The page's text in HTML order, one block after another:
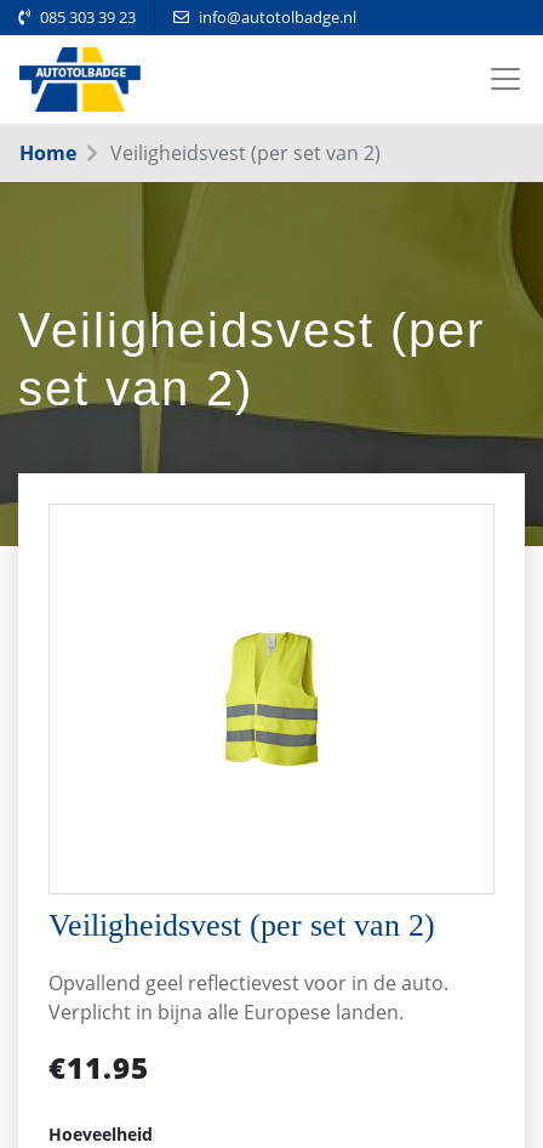
085 303 39 23 info@autotolbadge.nl
Home Veiligheidsvest (per set van 2)
Veiligheidsvest (per
set van 2)
Veiligheidsvest (per set van 2)
Opvallend geel reflectievest voor in de auto.
Verplicht in bijna alle Europese landen.
€11.95
Hoeveelheid